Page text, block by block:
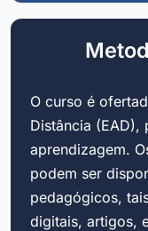
O curso é
Distância (EAD),
aprendizagem.
podem ser
pedagógicos,
digitais, artigos,